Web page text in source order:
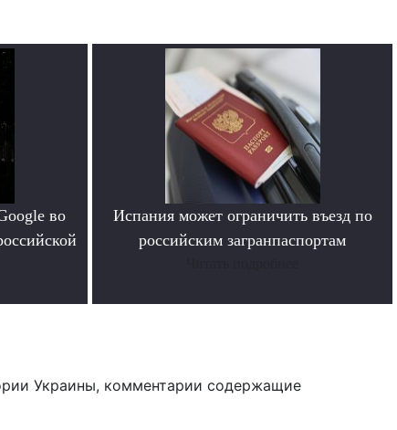
во
Испания может ограничить въезд по
российским загранпаспортам
Украины, комментарии содержащие